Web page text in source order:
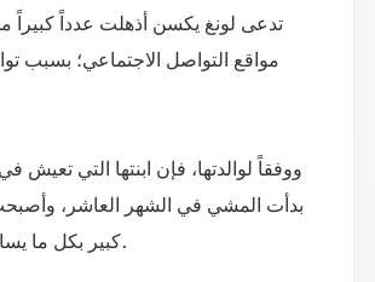
تدعى لونغ يكسن أذهلت عدداً كبيراً
مواقع التواصل الاجتماعي؛ بسبب
ووفقاً لوالدتها، فإن ابنتها التي تعيش
بدأت المشي في الشهر العاشر،
كبير بكل ما يساعد على الحركة.